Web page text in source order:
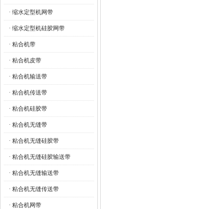
· 缩水定型机网带
· 缩水定型机硅胶网带
· 粘合机带
· 粘合机皮带
· 粘合机输送带
· 粘合机传送带
· 粘合机硅胶带
· 粘合机无缝带
· 粘合机无缝硅胶带
· 粘合机无缝硅胶输送带
· 粘合机无缝输送带
· 粘合机无缝传送带
· 粘合机网带